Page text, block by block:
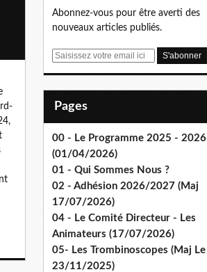
Abonnez-vous pour être averti des
nouveaux articles publiés.
E
Pages
00 - Le Programme 2025 - 2026
(01/04/2026)
01 - Qui Sommes Nous ?
02 - Adhésion 2026/2027 (Maj
17/07/2026)
04 - Le Comité Directeur - Les
Animateurs (17/07/2026)
05- Les Trombinoscopes (Maj Le
23/11/2025)